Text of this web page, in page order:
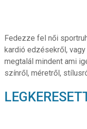
Fedezze fel női
kardió edzésekről,
megtalál mindent ami
színről, méretről,